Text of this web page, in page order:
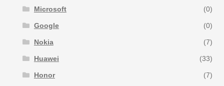
Microsoft (0)
Google (0)
Nokia (7)
Huawei (33)
Honor (7)